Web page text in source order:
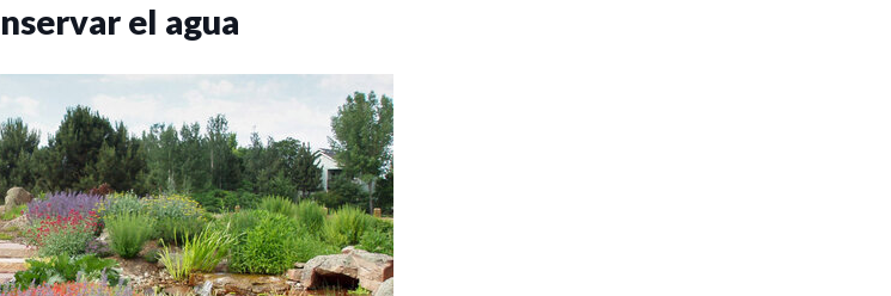
el agua